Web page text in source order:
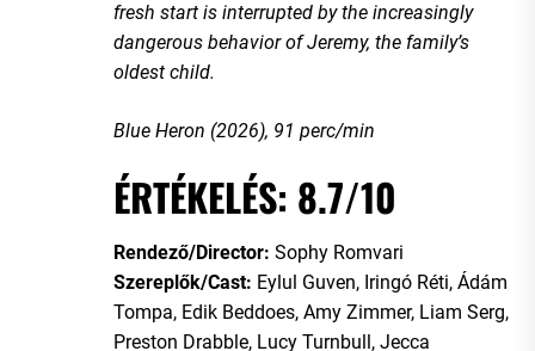
fresh start is interrupted by the increasingly
dangerous behavior of Jeremy, the family’s
oldest child.
Blue Heron (2026), 91 perc/min
ÉRTÉKELÉS: 8.7/10
Rendező/Director: Sophy Romvari
Szereplők/Cast: Eylul Guven, Iringó Réti, Ádám
Tompa, Edik Beddoes, Amy Zimmer, Liam Serg,
Preston Drabble, Lucy Turnbull, Jecca